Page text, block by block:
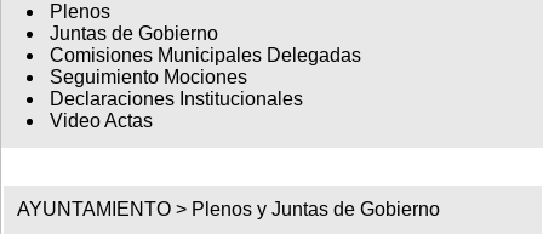
Plenos
Juntas de Gobierno
Comisiones Municipales Delegadas
Seguimiento Mociones
Declaraciones Institucionales
Video Actas
AYUNTAMIENTO > Plenos y Juntas de Gobierno